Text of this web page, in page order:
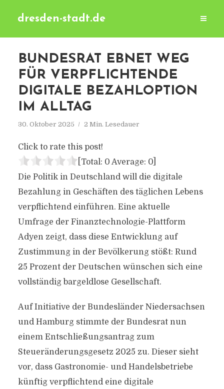
dresden-stadt.de
BUNDESRAT EBNET WEG
FÜR VERPFLICHTENDE
DIGITALE BEZAHLOPTION
IM ALLTAG
30. Oktober 2025 2 Min. Lesedauer
Click to rate this post!
[Total: 0 Average: 0]
Die Politik in Deutschland will die digitale
Bezahlung in Geschäften des täglichen Lebens
verpflichtend einführen. Eine aktuelle
Umfrage der Finanztechnologie-Plattform
Adyen zeigt, dass diese Entwicklung auf
Zustimmung in der Bevölkerung stößt: Rund
25 Prozent der Deutschen wünschen sich eine
vollständig bargeldlose Gesellschaft.
Auf Initiative der Bundesländer Niedersachsen
und Hamburg stimmte der Bundesrat nun
einem Entschließungsantrag zum
Steueränderungsgesetz 2025 zu. Dieser sieht
vor, dass Gastronomie- und Handelsbetriebe
künftig verpflichtend eine digitale